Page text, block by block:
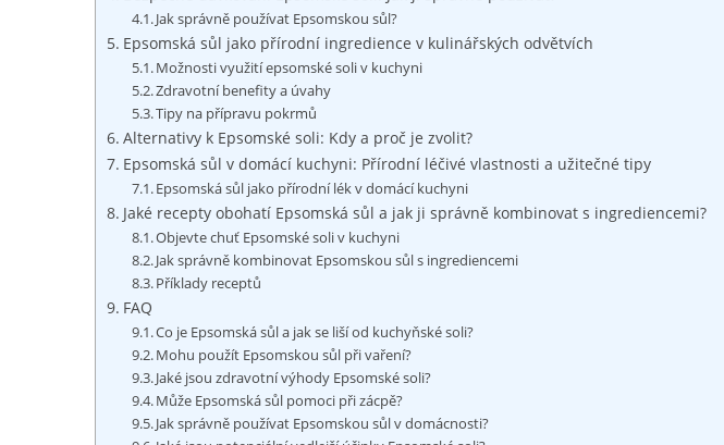
Jak správně používat Epsomskou sůl?
Epsomská sůl jako přírodní ingredience v kulinářských odvětvích
Možnosti využití epsomské soli v kuchyni
Zdravotní benefity a úvahy
Tipy na přípravu pokrmů
Alternativy k Epsomské soli: Kdy a proč je zvolit?
Epsomská sůl v domácí kuchyni: Přírodní léčivé vlastnosti a užitečné tipy
Epsomská sůl jako přírodní lék v domácí kuchyni
Jaké recepty obohatí Epsomská sůl a jak ji správně kombinovat s ingrediencemi?
Objevte chuť Epsomské soli v kuchyni
Jak správně kombinovat Epsomskou sůl s ingrediencemi
Příklady receptů
FAQ
Co je Epsomská sůl a jak se liší od kuchyňské soli?
Mohu použít Epsomskou sůl při vaření?
Jaké jsou zdravotní výhody Epsomské soli?
Může Epsomská sůl pomoci při zácpě?
Jak správně používat Epsomskou sůl v domácnosti?